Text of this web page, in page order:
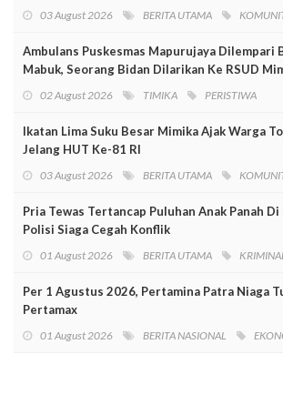
03 August 2026 BERITA UTAMA
Ambulans Puskesmas Mapurujaya Dilempari
Mabuk, Seorang Bidan Dilarikan Ke RSUD
02 August 2026 TIMIKA PERISTIWA
Ikatan Lima Suku Besar Mimika Ajak Warga
Jelang HUT Ke-81 RI
03 August 2026 BERITA UTAMA
Pria Tewas Tertancap Puluhan Anak Panah Di
Polisi Siaga Cegah Konflik
01 August 2026 BERITA UTAMA KRIMINAL
Per 1 Agustus 2026, Pertamina Patra Niaga
Pertamax
01 August 2026 BERITA NASIONAL